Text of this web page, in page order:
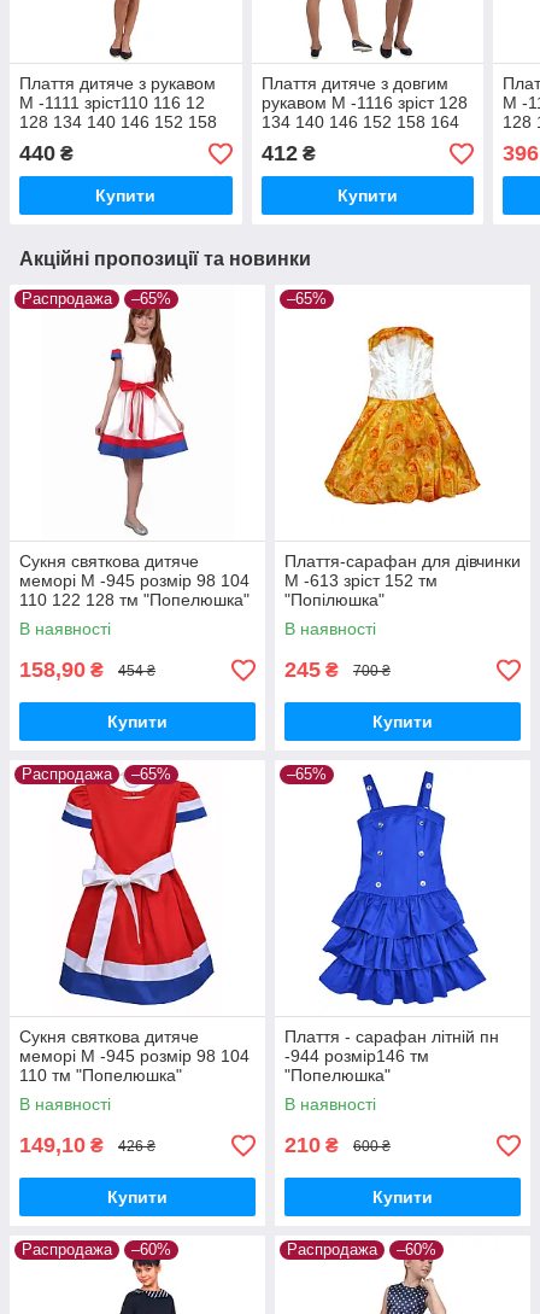
Плаття дитяче з рукавом
М -1111 зріст110 116 12
128 134 140 146 152 158
440 ₴
Купити
Плаття дитяче з довгим
рукавом М -1116 зріст 128
134 140 146 152 158 164
412₴
Купити
М -
128
396
Акційні пропозиції та новинки
Распродажа –65%
Сукня святкова дитяче
меморі М -945 розмір 98 104
110 122 128 тм "Попелюшка"
В наявності
158,90 ₴ 454 ₴
Купити
–65%
Плаття-сарафан для дівчинки
М -613 зріст 152 тм
"Попілюшка"
В наявності
245 ₴ 700 ₴
Купити
Распродажа –65%
Сукня святкова дитяче
меморі М -945 розмір 98 104
110 тм "Попелюшка"
В наявності
149,10 ₴ 426 ₴
Купити
–65%
Плаття - сарафан літній пн
-944 розмір146 тм
"Попелюшка"
В наявності
210 ₴ 600 ₴
Купити
Распродажа –60% Распродажа –60%